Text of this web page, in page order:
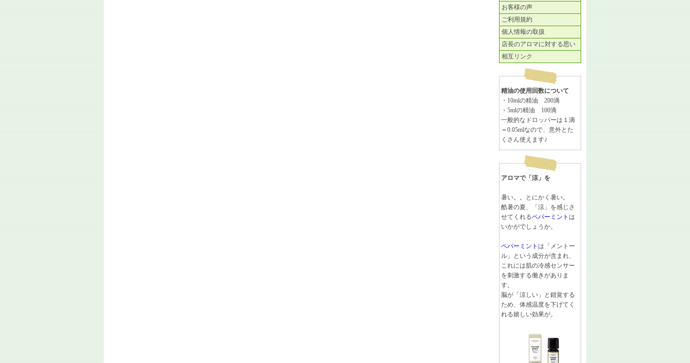
お客様の声
ご利用規約
個人情報の取扱
店長のアロマに対する思い
相互リンク
精油の使用回数について
・10mlの精油 200滴
・5mlの精油 100滴
一般的なドロッパーは１滴
＝0.05mlなので、意外とた
くさん使えます♪
アロマで「涼」を
暑い。。とにかく暑い。
酷暑の夏、「涼」を感じさ
せてくれるペパーミント は
いかがでしょうか。
ペパーミント は「メントー
ル」という成分が含まれ、
これには肌の冷感センサー
を刺激する働きがありま
す。
脳が「涼しい」と錯覚する
ため、体感温度を下げてく
れる嬉しい効果が。